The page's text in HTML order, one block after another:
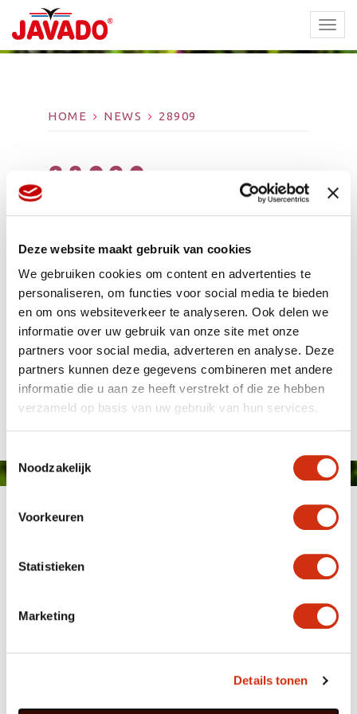
Deze website maakt gebruik van cookies
We gebruiken cookies om content en advertenties te
personaliseren, om functies voor social media te bieden
en om ons websiteverkeer te analyseren. Ook delen we
informatie over uw gebruik van onze site met onze
partners voor social media, adverteren en analyse. Deze
partners kunnen deze gegevens combineren met andere
informatie die u aan ze heeft verstrekt of die ze hebben
verzameld op basis van uw gebruik van hun services.
Noodzakelijk
Voorkeuren
Statistieken
Marketing
Details tonen
HOME NEWS 28909
28909
Gepubliceerd op: 4 juni 2015
MEMBER OF GROUP